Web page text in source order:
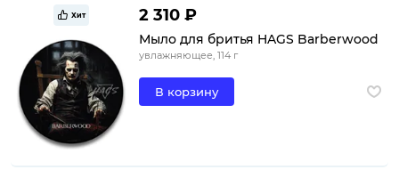
Хит 2 310 ₽
Мыло для бритья HAGS Barberwood
увлажняющее, 114 г
В корзину